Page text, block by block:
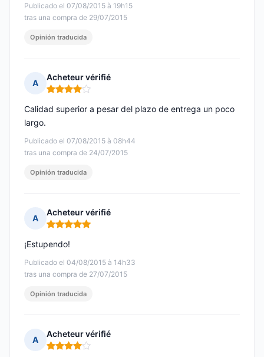
Publicado el 07/08/2015 à 19h15
tras una compra de 29/07/2015
Opinión traducida
A
Acheteur vérifié
Nota: 4 de 5
Publicado el 07/08/2015 à 08h44
tras una compra de 24/07/2015
Calidad superior a pesar del plazo de entrega un poco
largo.
Opinión traducida
A
Acheteur vérifié
Nota: 5 de 5
Publicado el 04/08/2015 à 14h33
tras una compra de 27/07/2015
¡Estupendo!
Opinión traducida
A
Acheteur vérifié
Nota: 4 de 5